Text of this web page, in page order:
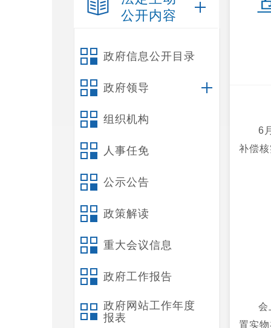
公开内容
政府信息公开目录
政府领导
组织机构
人事任免
公示公告
政策解读
重大会议信息
政府工作报告
政府网站工作年度
报表
6
补偿
会
置实